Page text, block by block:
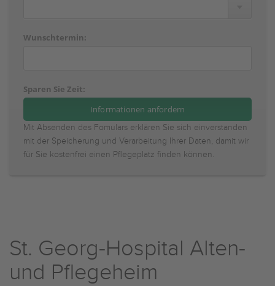
Wunschtermin:
Sparen Sie Zeit:
Mit Absenden des Fomulars erklären Sie sich einverstanden
mit der Speicherung und Verarbeitung Ihrer Daten, damit wir
für Sie kostenfrei einen Pflegeplatz finden können.
St. Georg-Hospital Alten-
und Pflegeheim